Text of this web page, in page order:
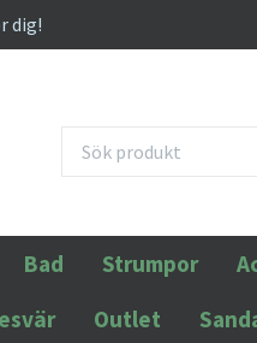
dig!
Bad Strumpor
Outlet